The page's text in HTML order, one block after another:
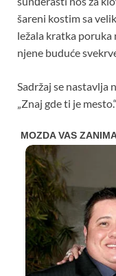
šareni kostim sa
ležala kratka
njene buduće
Sadržaj se nastavlja
„Znaj gde ti je mesto.“